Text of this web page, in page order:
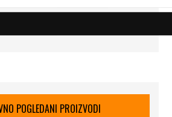
POGLEDANI PROIZVODI